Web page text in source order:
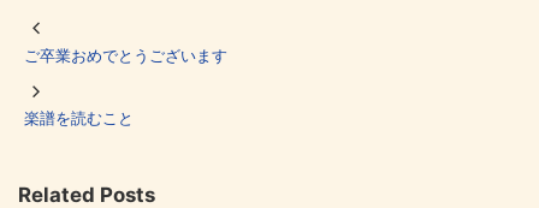
ご卒業おめでとうございます
楽譜を読むこと
Related Posts